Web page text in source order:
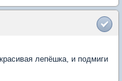
лепёшка, и подмиги